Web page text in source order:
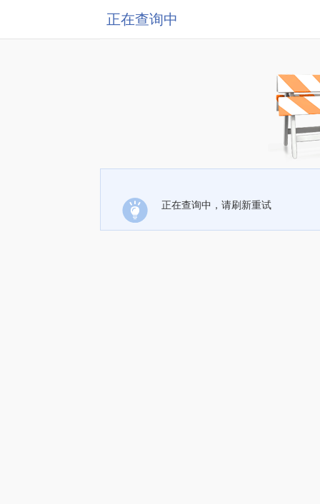
正在查询中
正在查询中，请刷新重试